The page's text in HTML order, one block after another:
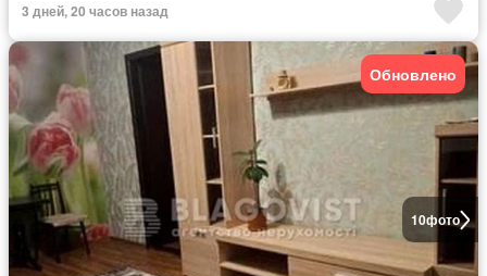
3 дней, 20 часов назад
10фото
Обновлено